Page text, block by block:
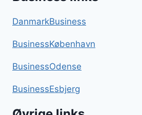
DanmarkBusiness
BusinessKøbenhavn
BusinessOdense
BusinessEsbjerg